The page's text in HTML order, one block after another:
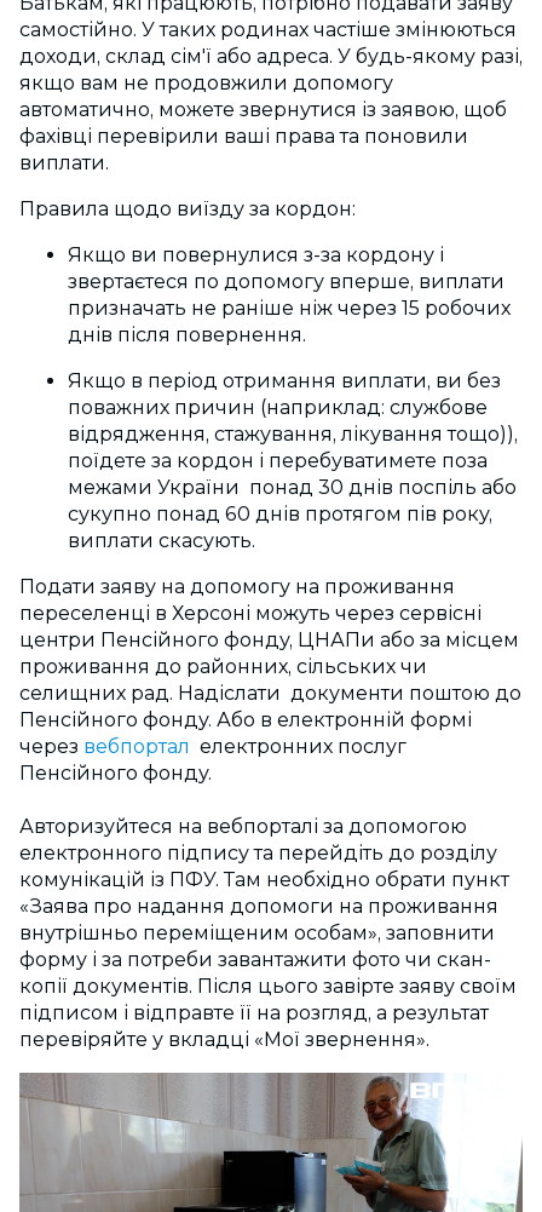
самостійно. У таких родинах частіше змінюються
доходи, склад сім'ї або адреса. У будь-якому разі,
якщо вам не продовжили допомогу
автоматично, можете звернутися із заявою, щоб
фахівці перевірили ваші права та поновили
виплати.
Правила щодо виїзду за кордон:
Якщо ви повернулися з-за кордону і
звертаєтеся по допомогу вперше, виплати
призначать не раніше ніж через 15 робочих
днів після повернення.
Якщо в період отримання виплати, ви без
поважних причин (наприклад: службове
відрядження, стажування, лікування тощо)),
поїдете за кордон і перебуватимете поза
межами України понад 30 днів поспіль або
сукупно понад 60 днів протягом пів року,
виплати скасують.
Подати заяву на допомогу на проживання
переселенці в Херсоні можуть через сервісні
центри Пенсійного фонду, ЦНАПи або за місцем
проживання до районних, сільських чи
селищних рад. Надіслати документи поштою до
Пенсійного фонду. Або в електронній формі
через вебпортал електронних послуг
Пенсійного фонду.
Авторизуйтеся на вебпорталі за допомогою
електронного підпису та перейдіть до розділу
комунікацій із ПФУ. Там необхідно обрати пункт
«Заява про надання допомоги на проживання
внутрішньо переміщеним особам», заповнити
форму і за потреби завантажити фото чи скан-
копії документів. Після цього завірте заяву своїм
підписом і відправте її на розгляд, а результат
перевіряйте у вкладці «Мої звернення».